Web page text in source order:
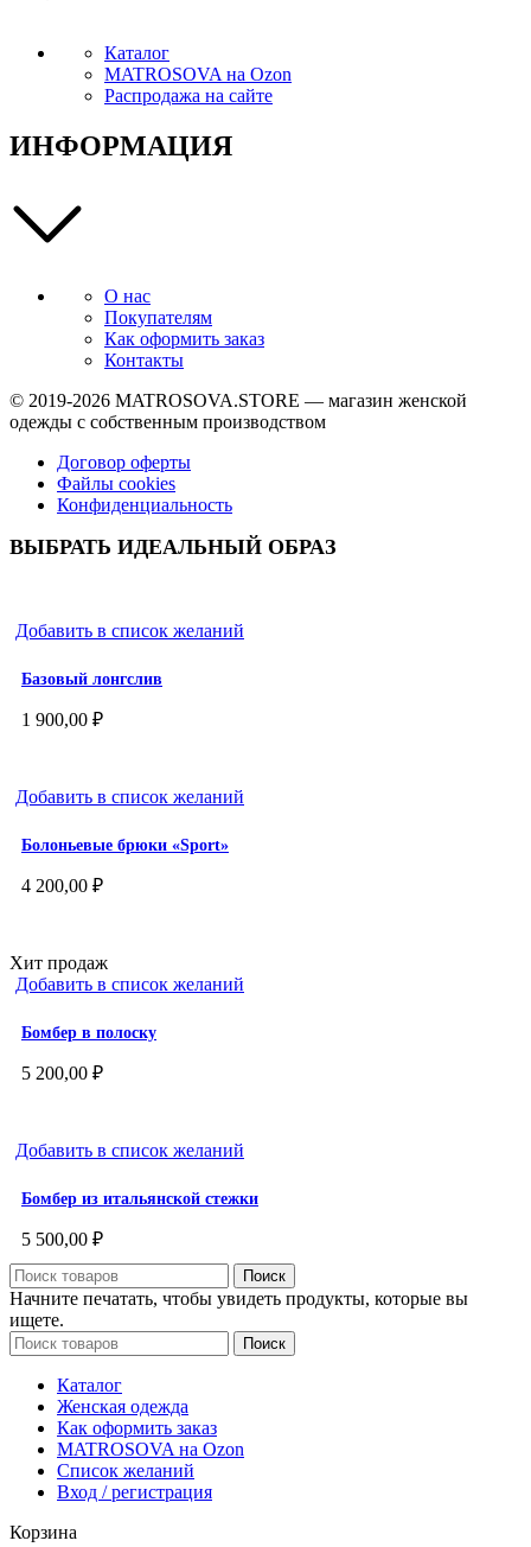
Каталог
MATROSOVA на Ozon
Распродажа на сайте
ИНФОРМАЦИЯ
О нас
Покупателям
Как оформить заказ
Контакты
© 2019-2026 MATROSOVA.STORE — магазин женской
одежды с собственным производством
Договор оферты
Файлы cookies
Конфиденциальность
ВЫБРАТЬ ИДЕАЛЬНЫЙ ОБРАЗ
Добавить в список желаний
Базовый лонгслив
1 900,00 ₽
Добавить в список желаний
Болоньевые брюки «Sport»
4 200,00 ₽
Хит продаж
Добавить в список желаний
Бомбер в полоску
5 200,00 ₽
Добавить в список желаний
Бомбер из итальянской стежки
5 500,00 ₽
Поиск
Начните печатать, чтобы увидеть продукты, которые вы
ищете.
Поиск
Каталог
Женская одежда
Как оформить заказ
MATROSOVA на Ozon
Список желаний
Вход / регистрация
Корзина